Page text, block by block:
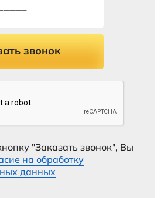
звонок
"Заказать звонок", Вы
на обработку
данных